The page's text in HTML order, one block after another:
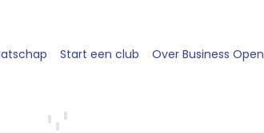
Start een club Over Business Open